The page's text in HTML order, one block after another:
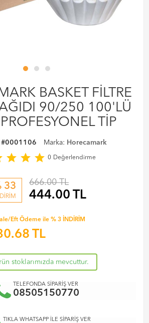
BASKET FİLTRE
90/250 100'LÜ
TİP
#0001106 Marka: Horecamark
star star star 0 Değerlendirme
33 666.00 TL
444.00 TL
Eft Ödeme ile % 3 İNDİRİM
TL
stoklarımızda mevcuttur.
TELEFONDA SİPARİŞ VER
08505150770
TIKLA WHATSAPP İLE SİPARİŞ VER